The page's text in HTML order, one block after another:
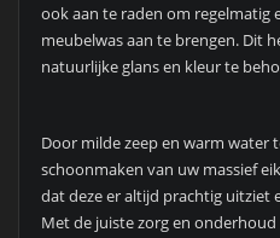
ook aan te raden om regelmatig
meubelwas aan te brengen. Dit
natuurlijke glans en kleur te
Door milde zeep en warm water
schoonmaken van uw massief
dat deze er altijd prachtig uitziet
Met de juiste zorg en